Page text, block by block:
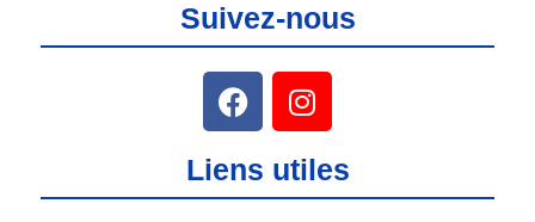
Suivez-nous
Liens utiles